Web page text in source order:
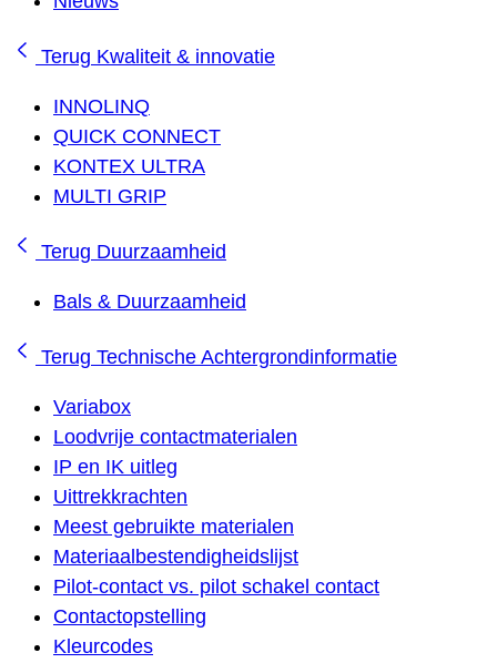
Terug Kwaliteit & innovatie
INNOLINQ
QUICK CONNECT
KONTEX ULTRA
MULTI GRIP
Terug Duurzaamheid
Bals & Duurzaamheid
Terug Technische Achtergrondinformatie
Variabox
Loodvrije contactmaterialen
IP en IK uitleg
Uittrekkrachten
Meest gebruikte materialen
Materiaalbestendigheidslijst
Pilot-contact vs. pilot schakel contact
Contactopstelling
Kleurcodes